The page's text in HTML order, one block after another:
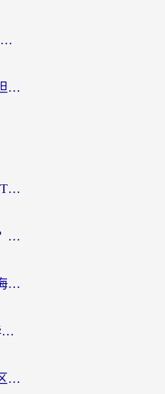
人在美国玩BanG加速器，我的延迟终于绿了
海外玩坦克世界总卡顿？海外坦克世界加速器有哪些？实测好用的选择在这里
海外党亲测：在海外如何看CCTV？告别“仅限大陆播放”的实用指南
央视影音在海外可以看吗知乎？留学生亲测：3步解决地域限制+追剧自由
在国外怎么看咪咕视频软件？海外党亲测有效的回国加速方案
12123在国外能登录吗？海外华人必看的回国加速实用指南
海外党追剧必备：手机解除地区限制app怎么选？解决央视视频&国内剧地区限制全指南